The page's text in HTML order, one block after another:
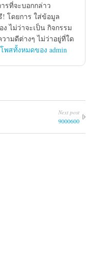
รที่จะบอกกล่าว
โดยการ ใส่ข้อมูล
ไม่ว่าจะเป็น กิจกรรม
ามดีต่างๆ ไม่ว่าอยู่ที่ใด
พสทั้งหมดของ admin
Next post
9000600